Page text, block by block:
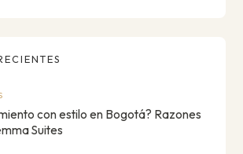
con estilo en Bogotá? Razones
Suites